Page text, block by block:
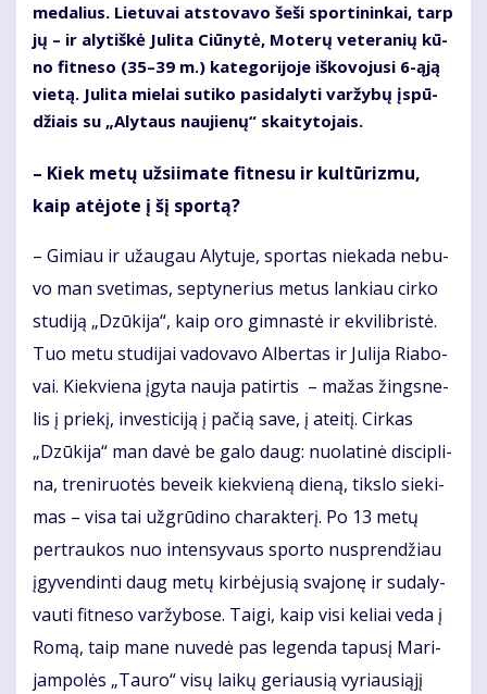
me­da­lius. Lie­tu­vai at­sto­va­vo še­ši spor­ti­nin­kai, tarp
jų – ir aly­tiš­kė Ju­li­ta Ciū­ny­tė, Mo­te­rų ve­te­ra­nių kū­
no fit­ne­so (35–39 m.) ka­te­go­ri­jo­je iš­ko­vo­ju­si 6-ąją
vie­tą. Ju­li­ta mie­lai su­ti­ko pa­si­da­ly­ti var­žy­bų įspū­
džiais su „Aly­taus nau­jie­nų“ skai­ty­to­jais.
– Kiek me­tų už­si­i­ma­te fit­ne­su ir kul­tū­riz­mu,
kaip at­ėjo­te į šį spor­tą?
– Gi­miau ir už­au­gau Aly­tu­je, spor­tas nie­ka­da ne­bu­
vo man sve­ti­mas, sep­ty­ne­rius me­tus lan­kiau cir­ko
stu­di­ją „Dzū­ki­ja“, kaip oro gim­nas­tė ir ek­vi­lib­ris­tė.
Tuo me­tu stu­di­jai va­do­va­vo Al­ber­tas ir Ju­li­ja Ria­bo­
vai. Kiek­vie­na įgy­ta nau­ja pa­tir­tis – ma­žas žings­ne­
lis į prie­kį, in­ves­ti­ci­ją į pa­čią sa­ve, į at­ei­tį. Cir­kas
„Dzū­ki­ja“ man da­vė be ga­lo daug: nuo­la­ti­nė dis­cip­li­
na, tre­ni­ruo­tės be­veik kiek­vie­ną die­ną, tiks­lo sie­ki­
mas – vi­sa tai už­grū­di­no cha­rak­te­rį. Po 13 me­tų
per­trau­kos nuo in­ten­sy­vaus spor­to nu­spren­džiau
įgy­ven­din­ti daug me­tų kir­bė­ju­sią sva­jo­nę ir su­da­ly­
vau­ti fit­ne­so var­žy­bo­se. Tai­gi, kaip vi­si ke­liai ve­da į
Ro­mą, taip ma­ne nu­ve­dė pas le­gen­da ta­pu­sį Ma­ri­
jam­po­lės „Tau­ro“ vi­sų lai­kų ge­riau­sią vy­riau­si­ą­jį